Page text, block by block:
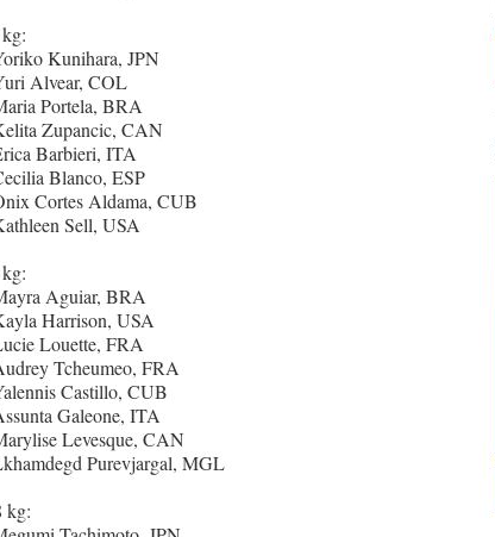
Kunihara, JPN
Alvear, COL
Portela, BRA
Zupancic, CAN
Barbieri, ITA
Blanco, ESP
Cortes Aldama, CUB
Sell, USA
Aguiar, BRA
Harrison, USA
Louette, FRA
Tcheumeo, FRA
Castillo, CUB
Galeone, ITA
Levesque, CAN
Purevjargal, MGL
kg: